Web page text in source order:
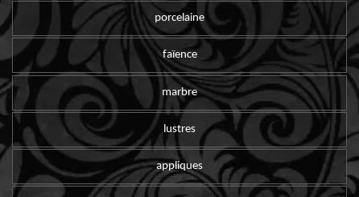
porcelaine
faïence
marbre
lustres
appliques